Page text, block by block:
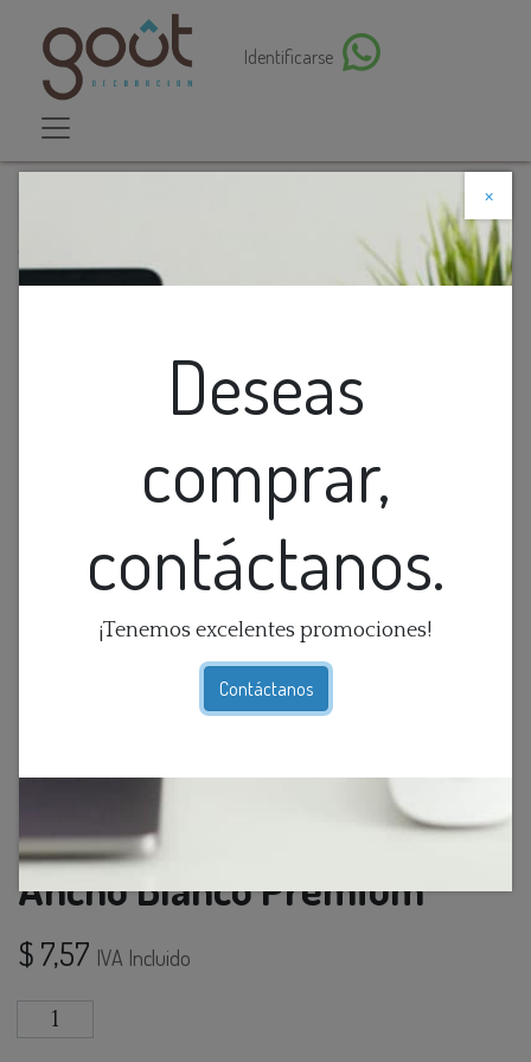
Identificarse
×
Deseas
comprar,
contáctanos.
¡Tenemos excelentes promociones!
Contáctanos
Descuento web
Interruptor Doble Balancín Ancho Blanco Premium
Interruptor Doble Balancín
Ancho Blanco Premium
$ 7,57 IVA Incluido